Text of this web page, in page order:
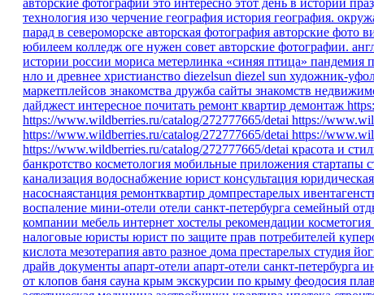
технология изо черчение география история география.
парад в североморске авторская фотография авторские фото
юбилеем колледж оге нужен совет авторские фотографии.
истории россии мориса метерлинка «синяя птица» пандемия
нло и древнее христианство diezelsun diezel sun художник-
маркетплейсов знакомства дружба сайты знакомств
дайджест интересное почитать ремонт квартир демонтаж
https://www.wildberries.ru/catalog/272777665/detai https://
https://www.wildberries.ru/catalog/272777665/detai https://
https://www.wildberries.ru/catalog/272777665/detai красота и
банкротство косметология мобильные приложения стартапы
канализация водоснабжение юрист консультация
насоснаястанция ремонтквартир домпрестарелых
воспаление мини-отели отели санкт-петербурга семейный
компании мебель интернет хостелы рекомендации косметогия
налоговые юристы юрист по защите прав потребителей
кислота мезотерапия авто разное дома престарелых студия
драйв документы апарт-отели апарт-отели санкт-петербурга
от клопов баня сауна крым экскурсии по крыму феодосия